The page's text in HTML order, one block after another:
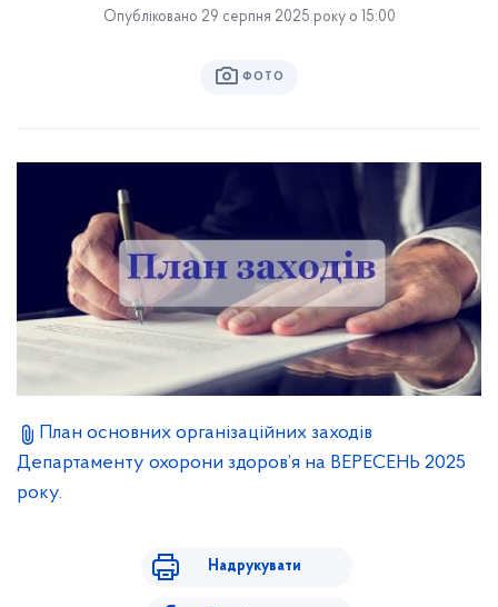
Опубліковано 29 серпня 2025 року о 15:00
ФОТО
План основних організаційних заходів
Департаменту охорони здоров’я на ВЕРЕСЕНЬ 2025
року.
Надрукувати